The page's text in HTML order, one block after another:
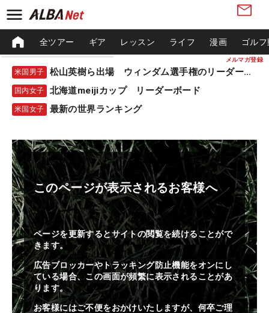
メルマガ登録
全ツアー ギア レッスン ライフ 漫画 ゴル
米国男子 松山英樹ら出場 ウィンダム選手権のリーダーボード
国内女子 北海道meijiカップ リーダーボード
米国女子 最新の世界ランキング
このページが表示されるお客様へ
ページを更新するとサイトの閲覧を続けることがで
きます。
広告ブロッカーやトラッキング防止機能をオンにし
ている場合、この画面が頻繁に表示されることがあ
ります。
お客様にはご不便をおかけいたしますが、何卒ご理